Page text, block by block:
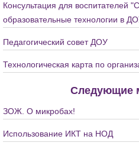
Консультация для воспитателей
образовательные технологии в
Педагогический совет ДОУ
Технологическая карта по
Следующие
ЗОЖ. О микробах!
Использование ИКТ на НОД